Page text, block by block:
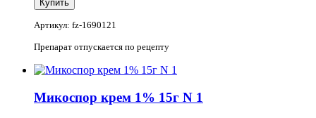
Артикул: fz-1690121
Препарат отпускается по рецепту
Микоспор крем 1% 15г N 1